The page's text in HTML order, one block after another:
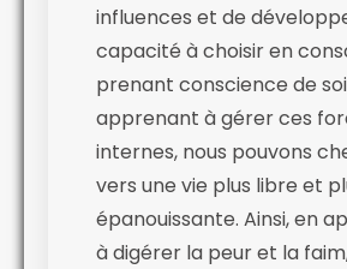
influences et de
capacité à choisir en
prenant conscience de
apprenant à gérer ces
internes, nous pouvons
vers une vie plus libre et
épanouissante. Ainsi, en
à digérer la peur et la